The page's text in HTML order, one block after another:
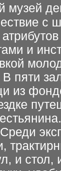
музей
с
и
пяти
из
и стол,